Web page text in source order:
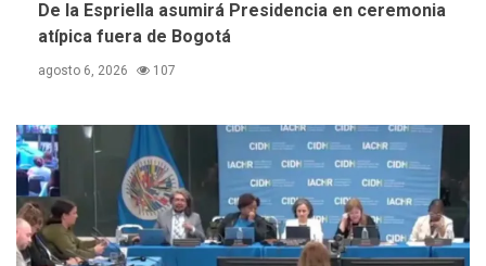
Trump vuelve intenta
nuevamente limitar
De la Espriella asumirá Presidencia en ceremonia
atípica fuera de Bogotá
agosto 6, 2026 107